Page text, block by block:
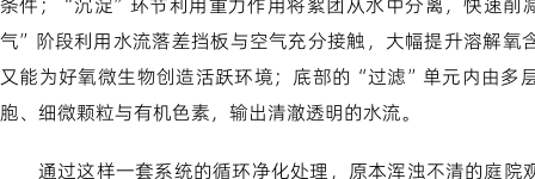
气”阶段利用水流落差挡板与空气充分接触，大幅提升溶解氧
又能为好氧微生物创造活跃环境；底部的“过滤”单元内由多
胞、细微颗粒与有机色素，输出清澈透明的水流。
通过这样一套系统的循环净化处理，原本浑浊不清的庭